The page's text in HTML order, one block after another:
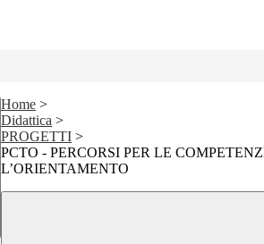
Home >
Didattica >
PROGETTI >
PCTO - PERCORSI PER LE
L’ORIENTAMENTO